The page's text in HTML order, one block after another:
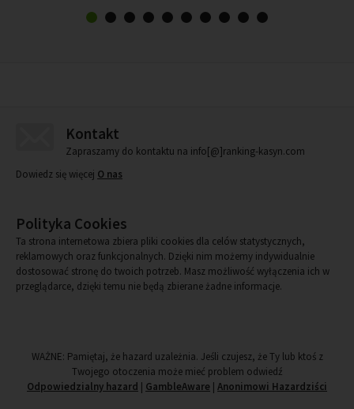
Kontakt
Zapraszamy do kontaktu na info[@]ranking-kasyn.com
Dowiedz się więcej O nas
Polityka Cookies
Ta strona internetowa zbiera pliki cookies dla celów statystycznych,
reklamowych oraz funkcjonalnych. Dzięki nim możemy indywidualnie
dostosować stronę do twoich potrzeb. Masz możliwość wyłączenia ich w
przeglądarce, dzięki temu nie będą zbierane żadne informacje.
WAŻNE: Pamiętaj, że hazard uzależnia. Jeśli czujesz, że Ty lub ktoś z
Twojego otoczenia może mieć problem odwiedź
Odpowiedzialny hazard | GambleAware | Anonimowi Hazardziści